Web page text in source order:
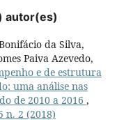
autor(es)
da Silva,
Paiva Azevedo,
e de estrutura
uma análise nas
de 2010 a 2016 ,
n. 2 (2018)